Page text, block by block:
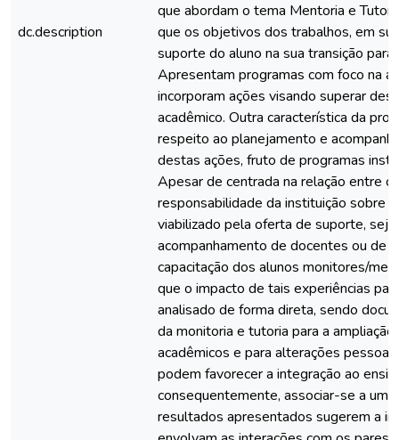
dc.description
que abordam o tema Mentoria e
que os objetivos dos trabalhos, em
suporte do aluno na sua transição
Apresentam programas com foco na
incorporam ações visando superar
acadêmico. Outra característica da
respeito ao planejamento e
destas ações, fruto de programas
Apesar de centrada na relação entre
responsabilidade da instituição sobre
viabilizado pela oferta de suporte,
acompanhamento de docentes ou de
capacitação dos alunos monitores/
que o impacto de tais experiências
analisado de forma direta, sendo
da monitoria e tutoria para a
acadêmicos e para alterações
podem favorecer a integração ao
consequentemente, associar-se a
resultados apresentados sugerem a